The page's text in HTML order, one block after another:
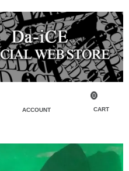
ACCOUNT CART
0